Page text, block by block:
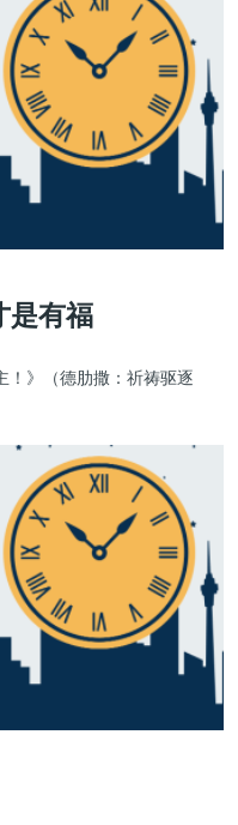
是有福
！》（德肋撒：祈祷驱逐